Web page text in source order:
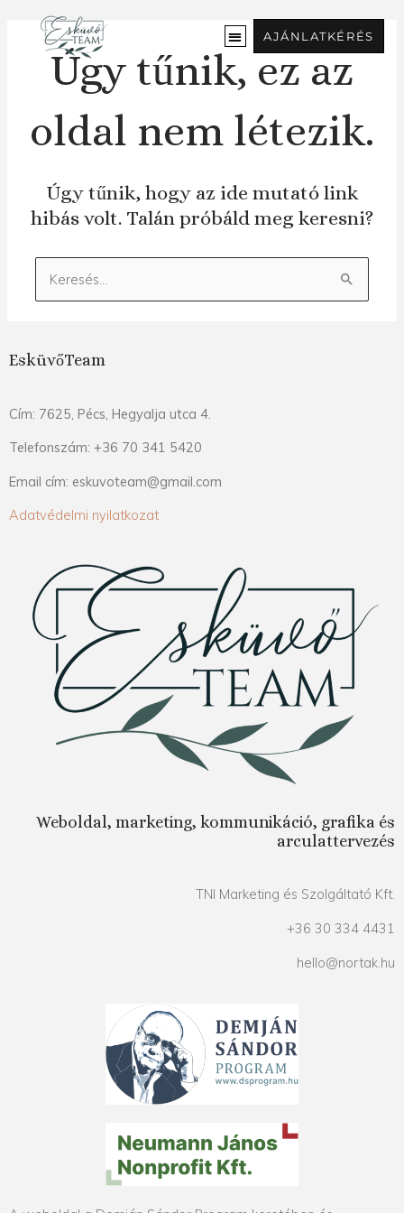
tartalomra
AJÁNLATKÉRÉS
Úgy tűnik, ez az
oldal nem létezik.
Úgy tűnik, hogy az ide mutató link
hibás volt. Talán próbáld meg keresni?
Keresés:
EsküvőTeam
Cím: 7625, Pécs, Hegyalja utca 4.
Telefonszám: +36 70 341 5420
Email cím: eskuvoteam@gmail.com
Adatvédelmi nyilatkozat
Weboldal, marketing, kommunikáció, grafika és
arculattervezés
TNI Marketing és Szolgáltató Kft.
+36 30 334 4431
hello@nortak.hu